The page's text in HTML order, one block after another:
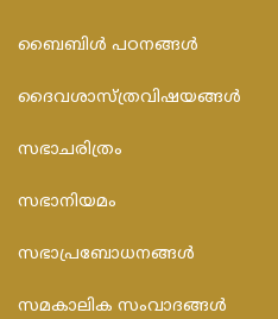
ബൈബിള്‍ പഠനങ്ങള്‍
ദൈവശാസ്ത്രവിഷയങ്ങള്‍
സഭാചരിത്രം
സഭാനിയമം
സഭാപ്രബോധനങ്ങള്‍
സമകാലിക സംവാദങ്ങൾ